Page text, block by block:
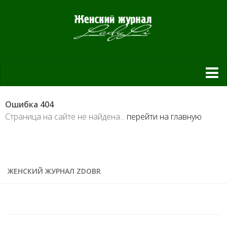
Красота
Шопинг
Ошибка 404
Страница на сайте не найдена... перейти на главную
ЖЕНСКИЙ ЖУРНАЛ ZDOBR